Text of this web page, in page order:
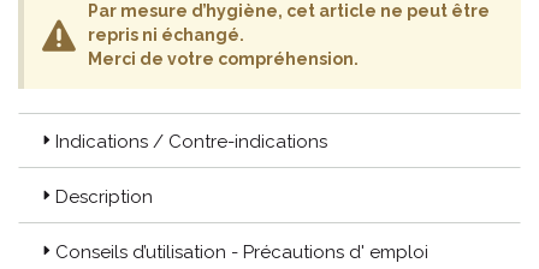
Les pessaires Milex sont fabriqués aux Etats-Unis, avec du
silicone médical hypoallergénique de haute qualité, ultra
résistant, flexible et confortable. Ils sont portés par des millions
de femmes dans le monde entier, et leur apportent au quotidien
le soutien dont elles ont besoin et la liberté à laquelle nous
avons toutes droit.
pessaire Anneau, le pessaire Anneau avec support, le pessaire
Cube perforé, le pessaire Dish urétral, le pessaire Donut et le
pessaire Gellhorn.
Par mesure d’hygiène, cet article ne peut être
repris ni échangé.
Merci de votre compréhension.
Indications / Contre-indications
Description
Conseils d’utilisation - Précautions d' emploi